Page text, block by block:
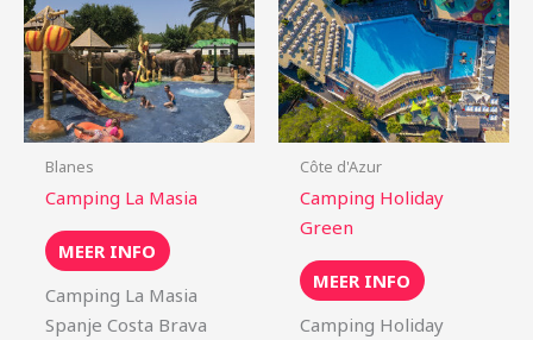
Blanes
Camping La Masia
MEER INFO
Camping La Masia
Spanje Costa Brava
Côte d'Azur
Camping Holiday
Green
MEER INFO
Camping Holiday